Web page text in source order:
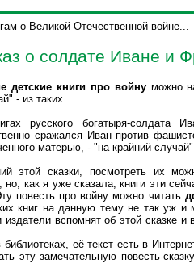
о Великой Отечественной войне...
о солдате Иване и
детские книги про войнуможно
- из таких.
русского богатыря-солдата
сражался Иван против
матерью, - "на крайний
этой сказки, посмотреть их
как я уже сказала, книги эти
повесть про войну можно читать
книг на данную тему не так уж и
вспомнят об этой сказке и
её текст есть в
эту замечательную повесть-